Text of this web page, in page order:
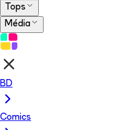
Tops
Média
BD
Comics